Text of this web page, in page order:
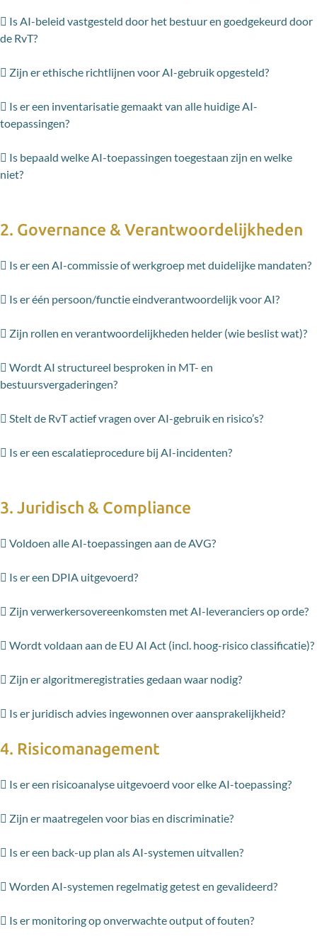
 Is AI-beleid vastgesteld door het bestuur en goedgekeurd door
de RvT?
 Zijn er ethische richtlijnen voor AI-gebruik opgesteld?
 Is er een inventarisatie gemaakt van alle huidige AI-
toepassingen?
 Is bepaald welke AI-toepassingen toegestaan zijn en welke
niet?
2. Governance & Verantwoordelijkheden
 Is er een AI-commissie of werkgroep met duidelijke mandaten?
 Is er één persoon/functie eindverantwoordelijk voor AI?
 Zijn rollen en verantwoordelijkheden helder (wie beslist wat)?
 Wordt AI structureel besproken in MT- en
bestuursvergaderingen?
 Stelt de RvT actief vragen over AI-gebruik en risico’s?
 Is er een escalatieprocedure bij AI-incidenten?
3. Juridisch & Compliance
 Voldoen alle AI-toepassingen aan de AVG?
 Is er een DPIA uitgevoerd?
 Zijn verwerkersovereenkomsten met AI-leveranciers op orde?
 Wordt voldaan aan de EU AI Act (incl. hoog-risico classificatie)?
 Zijn er algoritmeregistraties gedaan waar nodig?
 Is er juridisch advies ingewonnen over aansprakelijkheid?
4. Risicomanagement
 Is er een risicoanalyse uitgevoerd voor elke AI-toepassing?
 Zijn er maatregelen voor bias en discriminatie?
 Is er een back-up plan als AI-systemen uitvallen?
 Worden AI-systemen regelmatig getest en gevalideerd?
 Is er monitoring op onverwachte output of fouten?